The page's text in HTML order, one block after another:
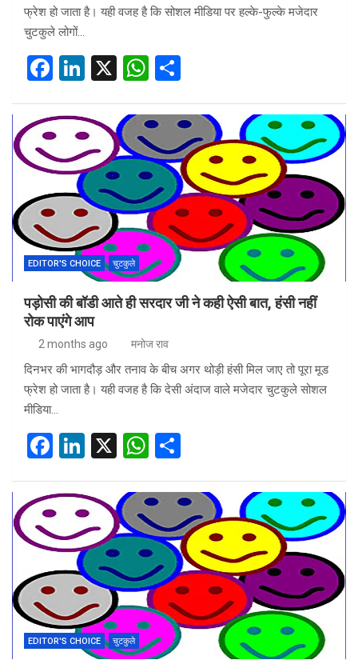
फ्रेश हो जाता है। यही वजह है कि सोशल मीडिया पर हल्के-फुल्के मजेदार
चुटकुले लोगों…
F
ce
b
o
o
k
Li
ke
dI
n
X
W
at
s
A
p
p
ar
e
EDITOR'S CHOICE चुटकुले
पड़ोसी की बॉडी आते ही सरदार जी ने कही ऐसी बात, हंसी नहीं
रोक पाएंगे आप
2 months ago मनोज राव
दिनभर की भागदौड़ और तनाव के बीच अगर थोड़ी हंसी मिल जाए तो पूरा मूड
फ्रेश हो जाता है। यही वजह है कि देसी अंदाज वाले मजेदार चुटकुले सोशल
मीडिया…
F
ce
b
o
o
k
Li
ke
dI
n
X
W
at
s
A
p
p
ar
e
EDITOR'S CHOICE चुटकुले